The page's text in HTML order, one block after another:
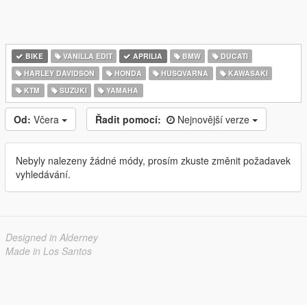
BIKE VANILLA EDIT APRILIA BMW
DUCATI
HARLEY DAVIDSON
HONDA HUSQVARNA
KAWASAKI
KTM
SUZUKI YAMAHA
Od: Včera Řadit pomocí: Nejnovější verze
Nebyly nalezeny žádné módy, prosím zkuste změnit požadavek
vyhledávání.
Designed in Alderney
Made in Los Santos